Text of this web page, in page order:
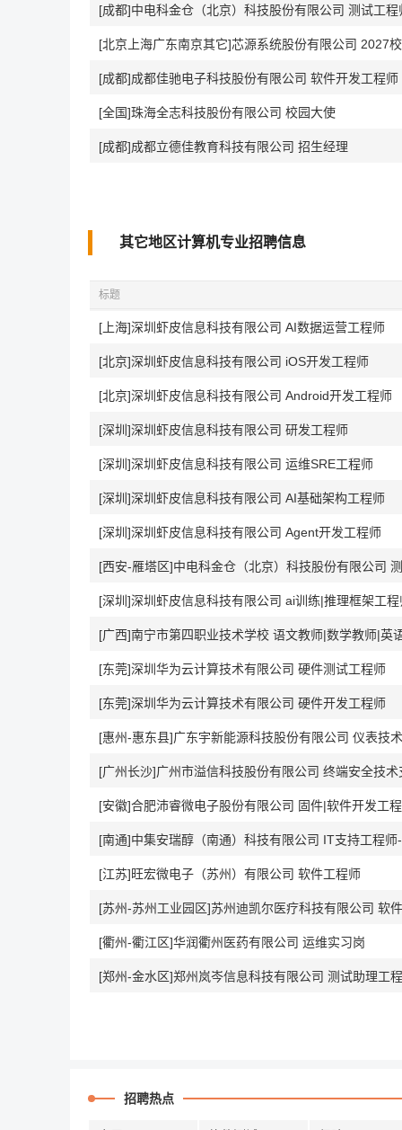
[成都]中电科金仓（北京）科技股份有限公司 测试工
[北京上海广东南京其它]芯源系统股份有限公司 2027
[成都]成都佳驰电子科技股份有限公司 软件开发工程师
[全国]珠海全志科技股份有限公司 校园大使
[成都]成都立德佳教育科技有限公司 招生经理
其它地区计算机专业招聘信息
标题
[上海]深圳虾皮信息科技有限公司 AI数据运营工程师
[北京]深圳虾皮信息科技有限公司 iOS开发工程师
[北京]深圳虾皮信息科技有限公司 Android开发工程师
[深圳]深圳虾皮信息科技有限公司 研发工程师
[深圳]深圳虾皮信息科技有限公司 运维SRE工程师
[深圳]深圳虾皮信息科技有限公司 AI基础架构工程师
[深圳]深圳虾皮信息科技有限公司 Agent开发工程师
[西安-雁塔区]中电科金仓（北京）科技股份有限公司
[深圳]深圳虾皮信息科技有限公司 ai训练|推理框架工程
[广西]南宁市第四职业技术学校 语文教师|数学教师|英
[东莞]深圳华为云计算技术有限公司 硬件测试工程师
[东莞]深圳华为云计算技术有限公司 硬件开发工程师
[惠州-惠东县]广东宇新能源科技股份有限公司 仪表技
[广州长沙]广州市溢信科技股份有限公司 终端安全技
[安徽]合肥沛睿微电子股份有限公司 固件|软件开发工
[南通]中集安瑞醇（南通）科技有限公司 IT支持工程
[江苏]旺宏微电子（苏州）有限公司 软件工程师
[苏州-苏州工业园区]苏州迪凯尔医疗科技有限公司 软
[衢州-衢江区]华润衢州医药有限公司 运维实习岗
[郑州-金水区]郑州岚岑信息科技有限公司 测试助理工
招聘热点